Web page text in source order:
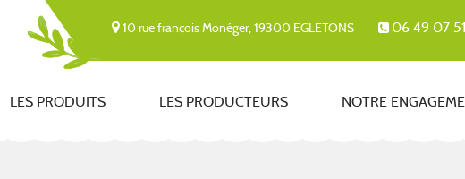
10 rue françois Monéger, 19300 EGLETONS 06 49 07
LES PRODUITS LES PRODUCTEURS NOTRE